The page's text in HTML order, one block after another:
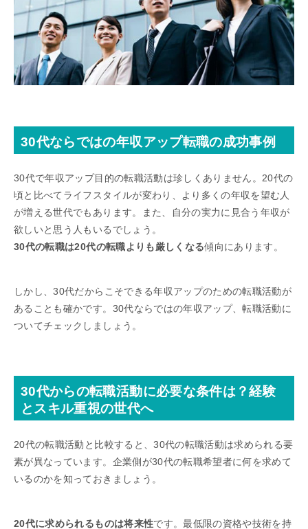
30代ならではの年収アップ転職の成功事例
30代で年収アップ目的の転職活動は珍しくありません。20代の
頃と比べてライフスタイルが変わり、より多くの年収を望む人
が増える世代でもあります。また、自分の実力に見合う年収が
欲しいと思う人もいるでしょう。
30代の転職は20代の転職よりも厳しくなる傾向にあります。
しかし、30代だからこそできる年収アップのための転職活動が
あることも確かです。30代ならではの年収アップ、転職活動に
ついてチェックしましょう。
30代からの転職活動に必要な条件は？経験
とスキル重視の世代へ
20代の転職活動と比較すると、30代の転職活動は求められる要
素が異なっています。企業側が30代の転職希望者に何を求めて
いるのかを知っておきましょう。
20代に求められるものは将来性です。最低限の資格や技術を持